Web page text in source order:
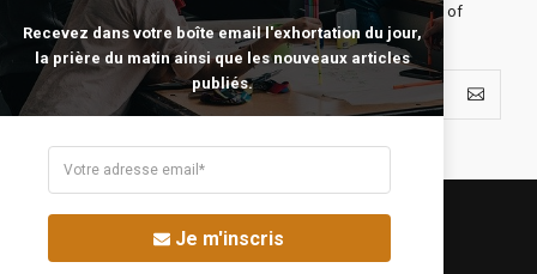
seeing with new eyes. All journeys have secret destinations of
which the traveler is unaware.
Recevez dans votre boîte email l'exhortation du jour,
la prière du matin ainsi que les nouveaux articles
publiés.
Je m'inscris